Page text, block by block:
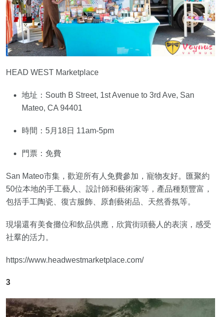
HEAD WEST Marketplace
地址：South B Street, 1st Avenue to 3rd Ave, San
Mateo, CA 94401
時間：5月18日 11am-5pm
門票：免費
San Mateo市集，歡迎所有人免費參加，寵物友好。匯聚約
50位本地的手工藝人、設計師和藝術家等，產品種類豐富，
包括手工陶瓷、復古服飾、原創藝術品、天然香氛等。
現場還有美食攤位和飲品供應，欣賞街頭藝人的表演，感受
社羣的活力。
https://www.headwestmarketplace.com/
3